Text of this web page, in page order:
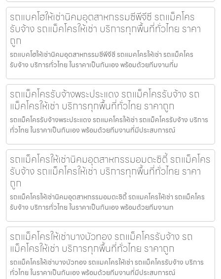
รถแบคโฮให้เช่านิคมอุตสาหกรรมซีพีจีซี รถแม็คโคร
รับจ้าง รถแม็คโครให้เช่า บริการทุกพื้นที่ทั่วไทย ราคา
ถูก
รถแบคโฮให้เช่านิคมอุตสาหกรรมซีพีจีซี รถแมคโครให้เช่า รถแม็คโคร
รับจ้าง บริการทั่วไทย ในราคาเป็นกันเอง พร้อมด้วยทีมงานที่ม
รถแม็คโครรับจ้างพระประแดง รถแม็คโครรับจ้าง รถ
แม็คโครให้เช่า บริการทุกพื้นที่ทั่วไทย ราคาถูก
รถแม็คโครรับจ้างพระประแดง รถแมคโครให้เช่า รถแม็คโครรับจ้าง บริการ
ทั่วไทย ในราคาเป็นกันเอง พร้อมด้วยทีมงานที่มีประสบการณ์
รถแม็คโครให้เช่านิคมอุตสาหกรรมอมตะซิตี้ รถแม็คโคร
รับจ้าง รถแม็คโครให้เช่า บริการทุกพื้นที่ทั่วไทย ราคา
ถูก
รถแม็คโครให้เช่านิคมอุตสาหกรรมอมตะซิตี้ รถแมคโครให้เช่า รถแม็คโคร
รับจ้าง บริการทั่วไทย ในราคาเป็นกันเอง พร้อมด้วยทีมงานท
รถแม็คโครให้เช่าบางบัวทอง รถแม็คโครรับจ้าง รถ
แม็คโครให้เช่า บริการทุกพื้นที่ทั่วไทย ราคาถูก
รถแม็คโครให้เช่าบางบัวทอง รถแมคโครให้เช่า รถแม็คโครรับจ้าง บริการ
ทั่วไทย ในราคาเป็นกันเอง พร้อมด้วยทีมงานที่มีประสบการณ์